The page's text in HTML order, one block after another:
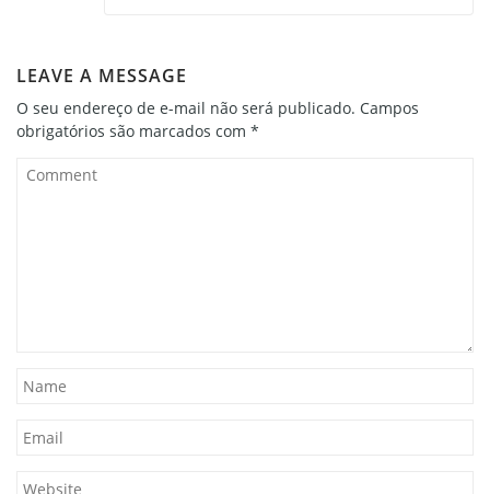
LEAVE A MESSAGE
O seu endereço de e-mail não será publicado. Campos
obrigatórios são marcados com *